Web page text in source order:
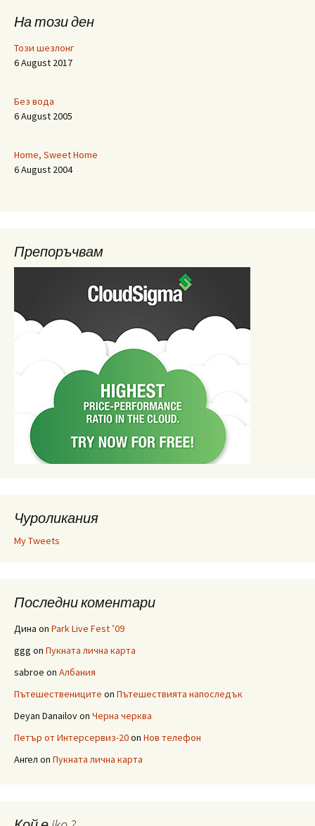
На този ден
Този шезлонг
6 August 2017
Без вода
6 August 2005
Home, Sweet Home
6 August 2004
Препоръчвам
Чуроликания
My Tweets
Последни коментари
Дина on Park Live Fest ’09
ggg on Пукната лична карта
sabroe on Албания
Пътешествениците on Пътешествията напоследък
Deyan Danailovon Черна черква
Петър от Интерсервиз-20on Нов телефон
Ангел on Пукната лична карта